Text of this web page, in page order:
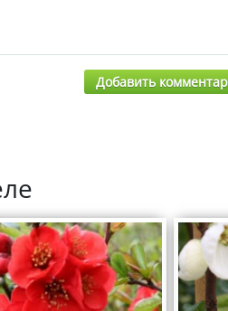
Добавить